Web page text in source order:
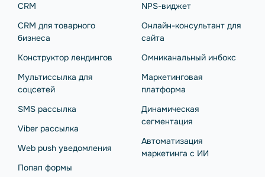
CRM
CRM для товарного
бизнеса
Конструктор лендингов
Мультиссылка для
соцсетей
SMS рассылка
Viber рассылка
Web push уведомления
Попап формы
NPS-виджет
Онлайн-консультант для
сайта
Омниканальный инбокс
Маркетинговая
платформа
Динамическая
сегментация
Автоматизация
маркетинга с ИИ